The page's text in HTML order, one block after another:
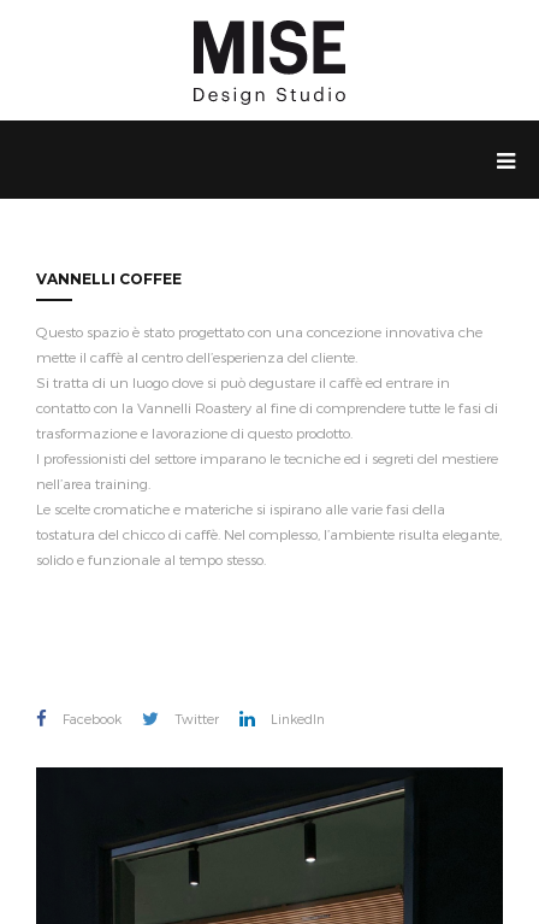
VANNELLI COFFEE
Questo spazio è stato progettato con una concezione innovativa che
mette il caffè al centro dell’esperienza del cliente.
Si tratta di un luogo dove si può degustare il caffè ed entrare in
contatto con la Vannelli Roastery al fine di comprendere tutte le fasi di
trasformazione e lavorazione di questo prodotto.
I professionisti del settore imparano le tecniche ed i segreti del mestiere
nell’area training.
Le scelte cromatiche e materiche si ispirano alle varie fasi della
tostatura del chicco di caffè. Nel complesso, l’ambiente risulta elegante,
solido e funzionale al tempo stesso.
Facebook Twitter LinkedIn